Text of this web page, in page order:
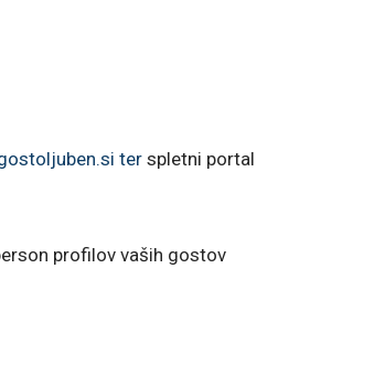
ter spletni portal
profilov vaših gostov